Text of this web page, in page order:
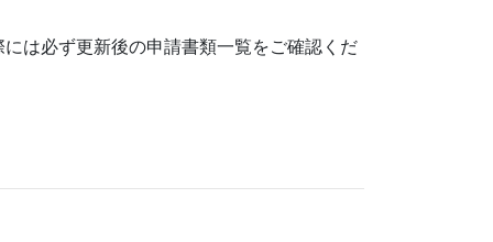
は必ず更新後の申請書類一覧をご確認くだ